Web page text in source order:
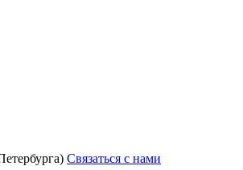
Связаться с нами